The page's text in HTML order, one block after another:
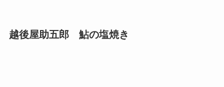
越後屋助五郎 鮎の塩焼き